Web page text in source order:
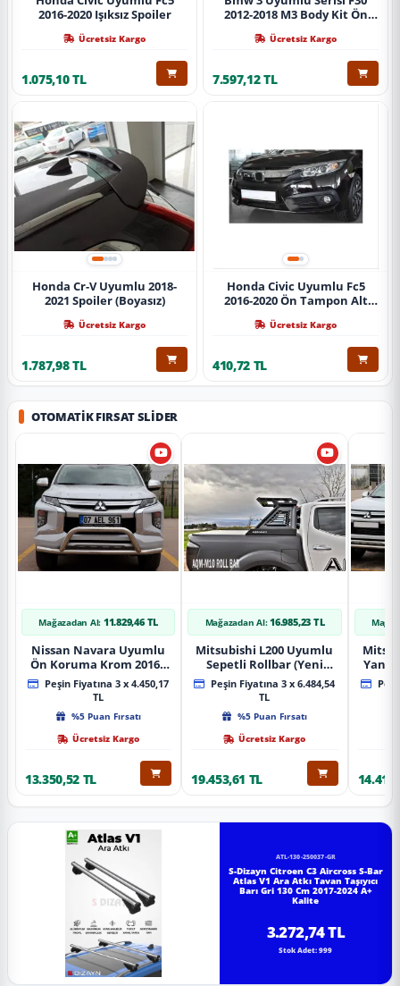
2016-2020 Işıksız Spoiler
Ücretsiz Kargo
1.075,10 TL
2012-2018 M3 Body Kit Ön
Ücretsiz Kargo
7.597,12 TL
Honda Cr-V Uyumlu 2018-
2021 Spoiler (Boyasız)
Ücretsiz Kargo
1.787,98 TL
Honda Civic Uyumlu Fc5
2016-2020 Ön Tampon Alt
Ücretsiz Kargo
410,72 TL
OTOMATIK FIRSAT SLIDER
Mağazadan Al: 11.829,46 TL
Nissan Navara Uyumlu
Ön Koruma Krom 2016+
Pst14 Parça
Peşin Fiyatına 3 x 4.450,17
TL
%5 Puan Fırsatı
Ücretsiz Kargo
13.350,52 TL
Mağazadan Al: 16.985,23 TL
Mitsubishi L200 Uyumlu
Sepetli Rollbar (Yeni
Nesil Sepetli Roll Bar
Aqm-M10)
Peşin Fiyatına 3 x 6.484,54
TL
%5 Puan Fırsatı
Ücretsiz Kargo
19.453,61 TL
Yan
ATL-130-250037-GR
S-Dizayn Citroen C3 Aircross S-Bar
Atlas V1 Ara Atkı Tavan Taşıyıcı
Barı Gri 130 Cm 2017-2024 A+
Kalite
3.272,74 TL
Stok Adet: 999